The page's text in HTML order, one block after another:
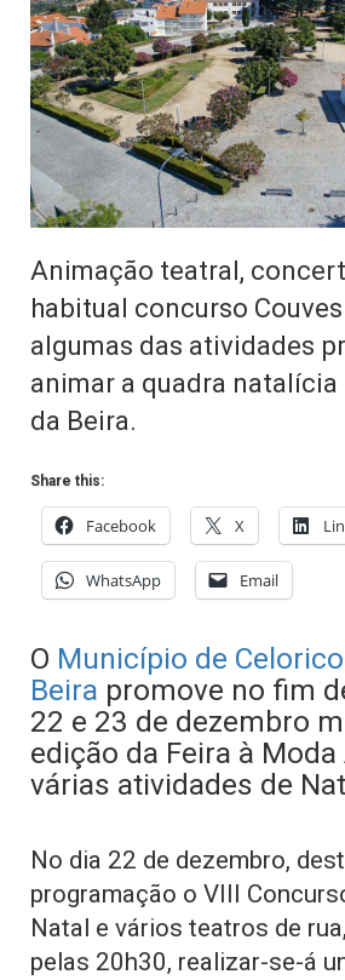
Animação teatral,
habitual concurso
algumas das atividades
animar a quadra natalícia
da Beira.
Share this:
Facebook X
WhatsApp Email
O Município de
Beira promove no fim
22 e 23 de dezembro
edição da Feira à
várias atividades de
No dia 22 de dezembro,
programação o VIII
Natal e vários teatros de
pelas 20h30, realizar-se-á